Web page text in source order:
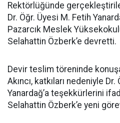
Rektörlüğünde
Dr. Öğr. Üyesi M. Fetih
Pazarcık Meslek
Selahattin Özberk’e devretti.
Devir teslim töreninde
Akıncı, katkıları nedeniyle
Yanardağ’a teşekkürlerini
Selahattin Özberk’e yeni